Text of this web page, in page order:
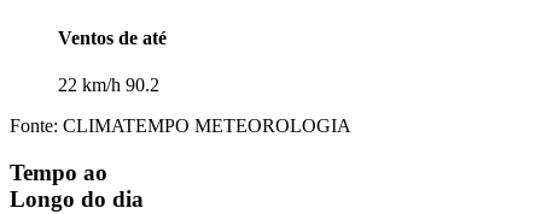
Ventos de até
22 km/h 90.2
Fonte: CLIMATEMPO METEOROLOGIA
Tempo ao
Longo do dia